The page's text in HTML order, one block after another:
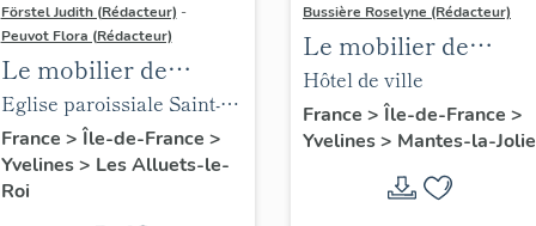
Förstel Judith (Rédacteur) -
Peuvot Flora (Rédacteur)
Le mobilier de
l'église paroissiale
Saint-Nicolas
Eglise paroissiale Saint-
Nicolas
France > Île-de-France >
Yvelines> Les Alluets-le-
Roi
Bussière Roselyne (Rédacteur)
Le mobilier de
l'hôtel de ville
Hôtel de ville
France > Île-de-France >
Yvelines> Mantes-la-Jolie